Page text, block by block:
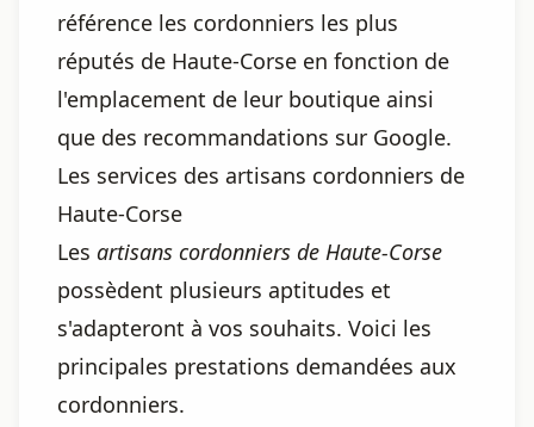
référence les cordonniers les plus
réputés de Haute-Corse en fonction de
l'emplacement de leur boutique ainsi
que des recommandations sur Google.
Les services des artisans cordonniers de
Haute-Corse
Les artisans cordonniers de Haute-Corse
possèdent plusieurs aptitudes et
s'adapteront à vos souhaits. Voici les
principales prestations demandées aux
cordonniers.